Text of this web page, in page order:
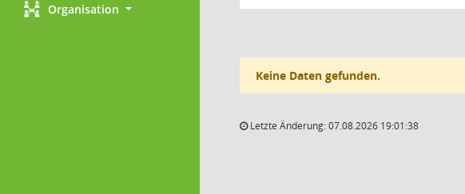
Organisation
Keine Daten gefunden.
Letzte Änderung: 07.08.2026 19:01:38